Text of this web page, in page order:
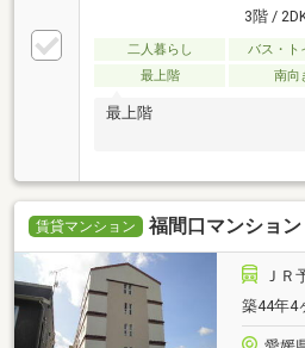
3階 /
二人暮らし バス・ト
最上階
南向
最上階
賃貸マンション 福間口マンション
ＪＲ
築44年4